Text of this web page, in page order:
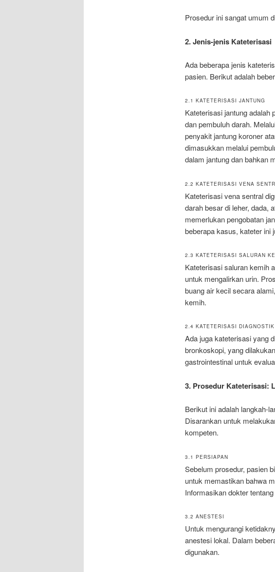
Prosedur ini sangat umum
2. Jenis-jenis Kateterisasi
Ada beberapa jenis
pasien. Berikut adalah
2.1 KATETERISASI JANTUNG
Kateterisasi jantung adalah
dan pembuluh darah.
penyakit jantung koroner
dimasukkan melalui
dalam jantung dan bahkan
2.2 KATETERISASI VENA
Kateterisasi vena sentral
darah besar di leher, dada,
memerlukan pengobatan
beberapa kasus, kateter ini
2.3 KATETERISASI SALURAN
Kateterisasi saluran kemih
untuk mengalirkan urin.
buang air kecil secara
kemih.
2.4 KATETERISASI
Ada juga kateterisasi yang
bronkoskopi, yang
gastrointestinal untuk
3. Prosedur Kateterisasi:
Berikut ini adalah langkah-
Disarankan untuk
kompeten.
3.1 PERSIAPAN
Sebelum prosedur, pasien
untuk memastikan bahwa
Informasikan dokter
3.2 ANESTESI
Untuk mengurangi
anestesi lokal. Dalam
digunakan.